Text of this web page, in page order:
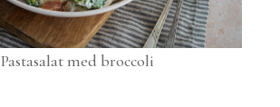
Pastasalat med broccoli